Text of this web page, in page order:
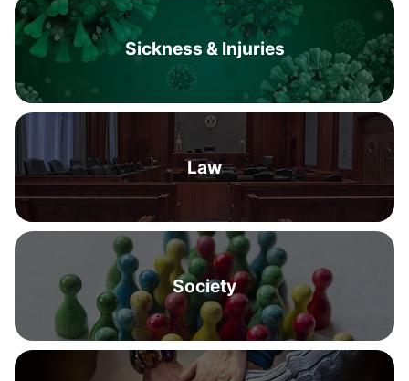
Sickness & Injuries
Law
Society